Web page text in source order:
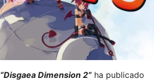
“Disgaea Dimension 2” ha publicado